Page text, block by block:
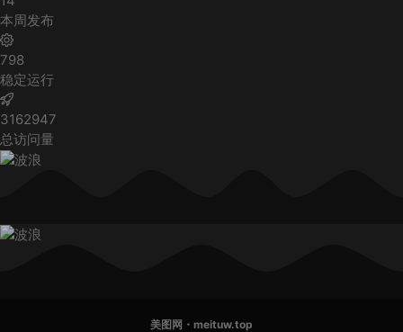
本周发布
798
稳定运行
3162947
总访问量
美图网・meituw.top